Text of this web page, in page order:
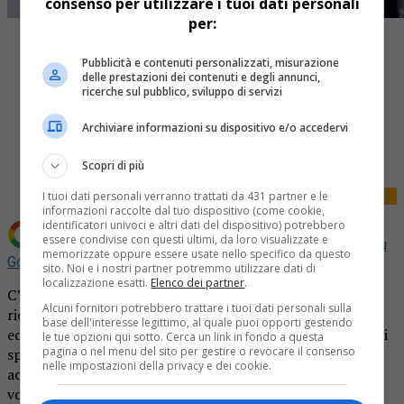
Share
Tweet
Aggiungi La Provincia di Biella come Fonte preferita su
Google
C’è la generosità di una famiglia dietro un prezioso dono
ricevuto nei giorni scorsi dal Fondo Edo Tempia: un
ecografo di ultima generazione, messo a disposizione degli
specialisti degli ambulatori di prevenzione, è stato
acquistato grazie al contributo di Marisa Panizza che ha
voluto dedicarlo alla memoria del marito Adriano. Il suo
per:
Pubblicità e contenuti personalizzati, misurazione
delle prestazioni dei contenuti e degli annunci,
ricerche sul pubblico, sviluppo di servizi
Archiviare informazioni su dispositivo e/o accedervi
Scopri di più
I tuoi dati personali verranno trattati da 431 partner e le
informazioni raccolte dal tuo dispositivo (come cookie,
identificatori univoci e altri dati del dispositivo) potrebbero
essere condivise con questi ultimi, da loro visualizzate e
memorizzate oppure essere usate nello specifico da questo
sito. Noi e i nostri partner potremmo utilizzare dati di
localizzazione esatti. Elenco dei partner.
Alcuni fornitori potrebbero trattare i tuoi dati personali sulla
base dell'interesse legittimo, al quale puoi opporti gestendo
le tue opzioni qui sotto. Cerca un link in fondo a questa
pagina o nel menu del sito per gestire o revocare il consenso
nelle impostazioni della privacy e dei cookie.